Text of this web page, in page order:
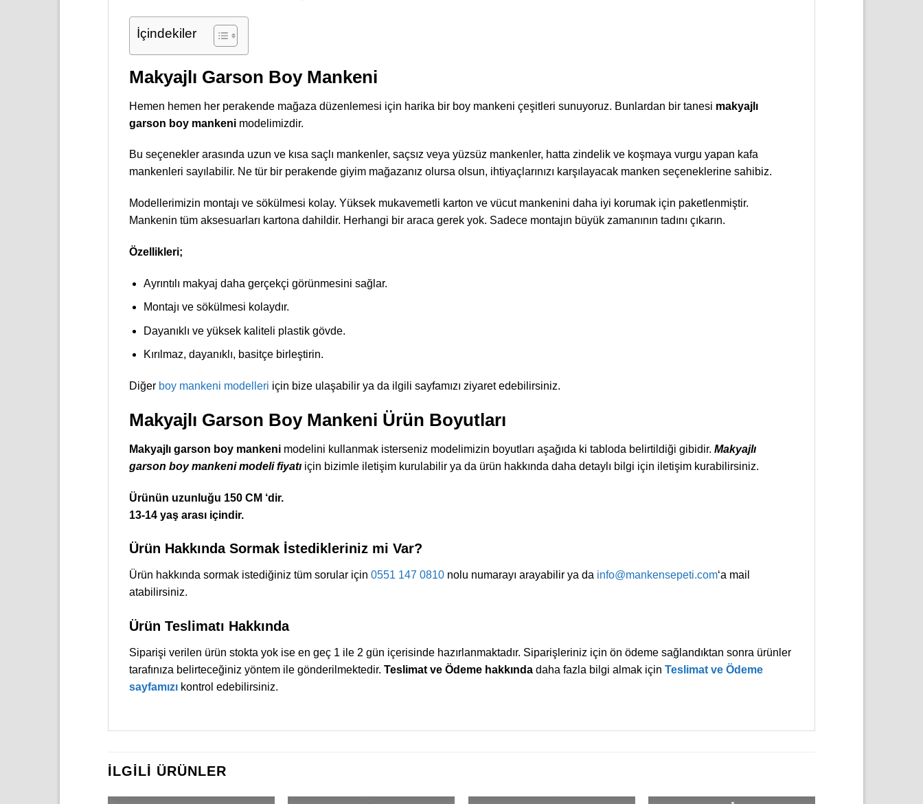
İçindekiler
Makyajlı Garson Boy Mankeni
Hemen hemen her perakende mağaza düzenlemesi için harika bir boy mankeni çeşitleri sunuyoruz. Bunlardan bir tanesi makyajlı
garson boy mankeni modelimizdir.
Bu seçenekler arasında uzun ve kısa saçlı mankenler, saçsız veya yüzsüz mankenler, hatta zindelik ve koşmaya vurgu yapan kafa
mankenleri sayılabilir. Ne tür bir perakende giyim mağazanız olursa olsun, ihtiyaçlarınızı karşılayacak manken seçeneklerine sahibiz.
Modellerimizin montajı ve sökülmesi kolay. Yüksek mukavemetli karton ve vücut mankenini daha iyi korumak için paketlenmiştir.
Mankenin tüm aksesuarları kartona dahildir. Herhangi bir araca gerek yok. Sadece montajın büyük zamanının tadını çıkarın.
Özellikleri;
Ayrıntılı makyaj daha gerçekçi görünmesini sağlar.
Montajı ve sökülmesi kolaydır.
Dayanıklı ve yüksek kaliteli plastik gövde.
Kırılmaz, dayanıklı, basitçe birleştirin.
Diğer boy mankeni modelleri için bize ulaşabilir ya da ilgili sayfamızı ziyaret edebilirsiniz.
Makyajlı Garson Boy Mankeni Ürün Boyutları
Makyajlı garson boy mankeni modelini kullanmak isterseniz modelimizin boyutları aşağıda ki tabloda belirtildiği gibidir. Makyajlı
garson boy mankeni modeli fiyatı için bizimle iletişim kurulabilir ya da ürün hakkında daha detaylı bilgi için iletişim kurabilirsiniz.
Ürünün uzunluğu 150 CM ‘dir.
13-14 yaş arası içindir.
Ürün Hakkında Sormak İstedikleriniz mi Var?
Ürün hakkında sormak istediğiniz tüm sorular için 0551 147 0810 nolu numarayı arayabilir ya da info@mankensepeti.com‘a mail
atabilirsiniz.
Ürün Teslimatı Hakkında
Siparişi verilen ürün stokta yok ise en geç 1 ile 2 gün içerisinde hazırlanmaktadır. Siparişleriniz için ön ödeme sağlandıktan sonra ürünler
tarafınıza belirteceğiniz yöntem ile gönderilmektedir. Teslimat ve Ödeme hakkında daha fazla bilgi almak için Teslimat ve Ödeme
sayfamızı kontrol edebilirsiniz.
İLGILI ÜRÜNLER